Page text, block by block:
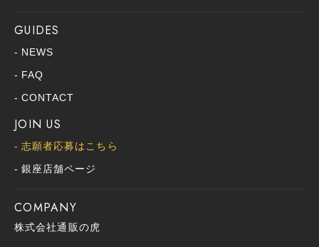
GUIDES
NEWS
FAQ
CONTACT
JOIN US
志願者応募はこちら
銀座店舗ページ
COMPANY
株式会社通販の虎